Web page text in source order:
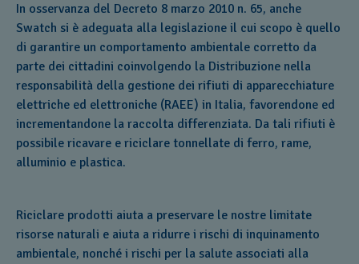
In osservanza del Decreto 8 marzo 2010 n. 65, anche
Swatch si è adeguata alla legislazione il cui scopo è quello
di garantire un comportamento ambientale corretto da
parte dei cittadini coinvolgendo la Distribuzione nella
responsabilità della gestione dei rifiuti di apparecchiature
elettriche ed elettroniche (RAEE) in Italia, favorendone ed
incrementandone la raccolta differenziata. Da tali rifiuti è
possibile ricavare e riciclare tonnellate di ferro, rame,
alluminio e plastica.
Riciclare prodotti aiuta a preservare le nostre limitate
risorse naturali e aiuta a ridurre i rischi di inquinamento
ambientale, nonché i rischi per la salute associati alla